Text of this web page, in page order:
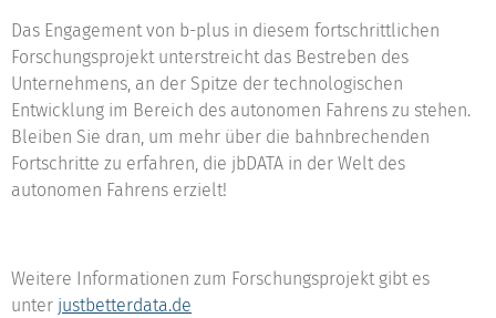
Das Engagement von b-plus in diesem fortschrittlichen
Forschungsprojekt unterstreicht das Bestreben des
Unternehmens, an der Spitze der technologischen
Entwicklung im Bereich des autonomen Fahrens zu stehen.
Bleiben Sie dran, um mehr über die bahnbrechenden
Fortschritte zu erfahren, die jbDATA in der Welt des
autonomen Fahrens erzielt!
Weitere Informationen zum Forschungsprojekt gibt es
unter justbetterdata.de